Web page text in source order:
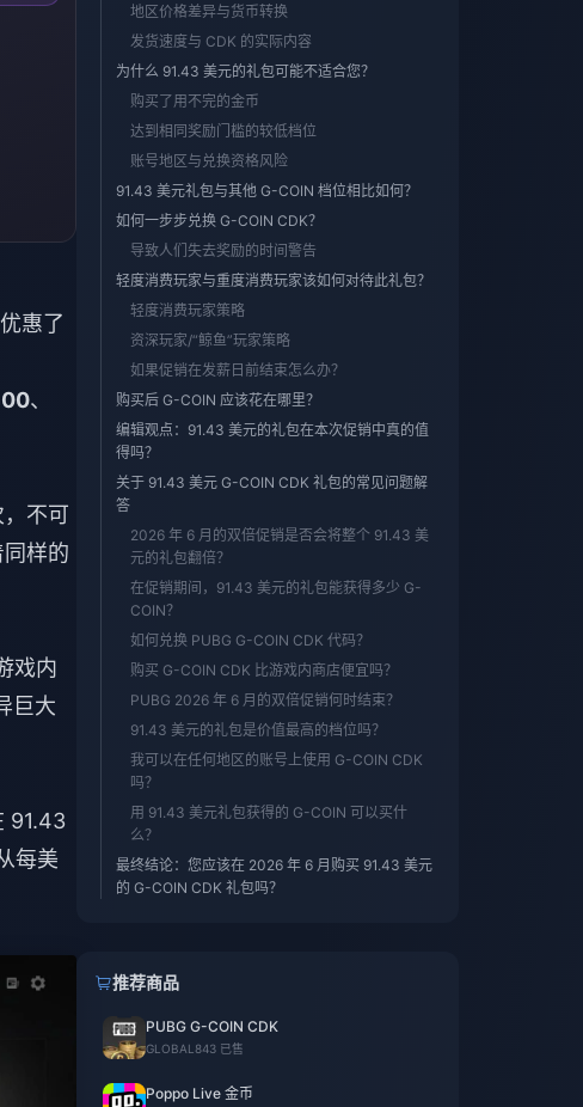
惠了
、
不可
样的
戏内
巨大
91.43
每美
地区价格差异与货币转换
发货速度与 CDK 的实际内容
为什么 91.43 美元的礼包可能不适合您？
购买了用不完的金币
达到相同奖励门槛的较低档位
账号地区与兑换资格风险
91.43 美元礼包与其他 G-COIN 档位相比如何？
如何一步步兑换 G-COIN CDK？
导致人们失去奖励的时间警告
轻度消费玩家与重度消费玩家该如何对待此礼包？
轻度消费玩家策略
资深玩家/“鲸鱼”玩家策略
如果促销在发薪日前结束怎么办？
购买后 G-COIN 应该花在哪里？
编辑观点：91.43 美元的礼包在本次促销中真的值
得吗？
关于 91.43 美元 G-COIN CDK 礼包的常见问题解
答
2026 年 6 月的双倍促销是否会将整个 91.43 美
元的礼包翻倍？
在促销期间，91.43 美元的礼包能获得多少 G-
COIN？
如何兑换 PUBG G-COIN CDK 代码？
购买 G-COIN CDK 比游戏内商店便宜吗？
PUBG 2026 年 6 月的双倍促销何时结束？
91.43 美元的礼包是价值最高的档位吗？
我可以在任何地区的账号上使用 G-COIN CDK
吗？
用 91.43 美元礼包获得的 G-COIN 可以买什
么？
最终结论：您应该在 2026 年 6 月购买 91.43 美元
的 G-COIN CDK 礼包吗？
推荐商品
PUBG G-COIN CDK
GLOBAL 843 已售
Poppo Live 金币